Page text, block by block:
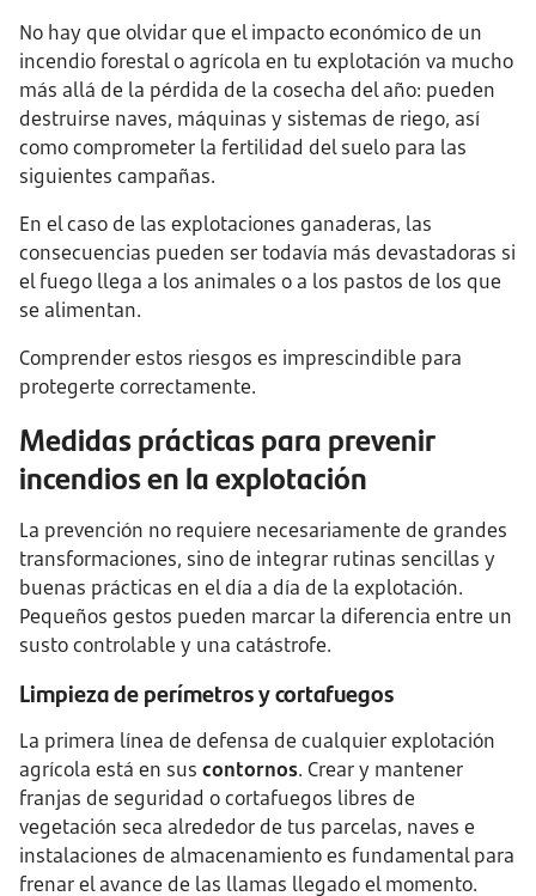
No hay que olvidar que el impacto económico de un
incendio forestal o agrícola en tu explotación va mucho
más allá de la pérdida de la cosecha del año: pueden
destruirse naves, máquinas y sistemas de riego, así
como comprometer la fertilidad del suelo para las
siguientes campañas.
En el caso de las explotaciones ganaderas, las
consecuencias pueden ser todavía más devastadoras si
el fuego llega a los animales o a los pastos de los que
se alimentan.
Comprender estos riesgos es imprescindible para
protegerte correctamente.
Medidas prácticas para prevenir
incendios en la explotación
La prevención no requiere necesariamente de grandes
transformaciones, sino de integrar rutinas sencillas y
buenas prácticas en el día a día de la explotación.
Pequeños gestos pueden marcar la diferencia entre un
susto controlable y una catástrofe.
Limpieza de perímetros y cortafuegos
La primera línea de defensa de cualquier explotación
agrícola está en sus contornos. Crear y mantener
franjas de seguridad o cortafuegos libres de
vegetación seca alrededor de tus parcelas, naves e
instalaciones de almacenamiento es fundamental para
frenar el avance de las llamas llegado el momento.